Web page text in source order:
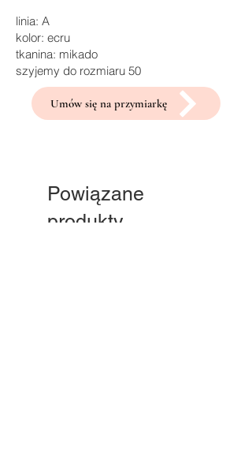
linia: A
kolor: ecru
tkanina: mikado
szyjemy do rozmiaru 50
Umów się na przymiarkę
Powiązane
produkty